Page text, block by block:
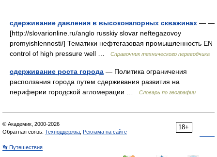
сдерживание давления в высоконапорных скважинах — —
[http://slovarionline.ru/anglo russkiy slovar neftegazovoy
promyishlennosti/] Тематики нефтегазовая промышленность EN
control of high pressure well …
Справочник технического переводчика
сдерживание роста города — Политика ограничения
расползания города путем сдерживания развития на
периферии городской агломерации …
Словарь по географии
18+
© Академик, 2000-2026
Обратная связь: Техподдержка Реклама на сайте
👣 Путешествия